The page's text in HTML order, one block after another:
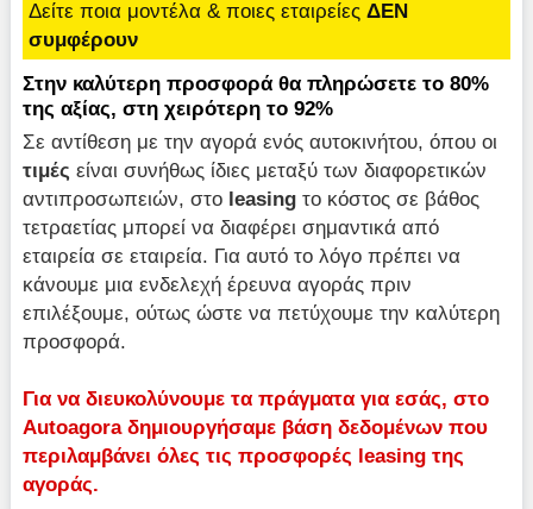
Δείτε ποια μοντέλα & ποιες εταιρείεςΔΕΝ
συμφέρουν
Στην καλύτερη προσφορά θα πληρώσετε το 80%
της αξίας, στη χειρότερη το 92%
Σε αντίθεση με την αγορά ενός αυτοκινήτου, όπου οι
τιμές είναι συνήθως ίδιες μεταξύ των διαφορετικών
αντιπροσωπειών, στο leasing το κόστος σε βάθος
τετραετίας μπορεί να διαφέρει σημαντικά από
εταιρεία σε εταιρεία. Για αυτό το λόγο πρέπει να
κάνουμε μια ενδελεχή έρευνα αγοράς πριν
επιλέξουμε, ούτως ώστε να πετύχουμε την καλύτερη
προσφορά.
Για να διευκολύνουμε τα πράγματα για εσάς, στο
Autoagora δημιουργήσαμε βάση δεδομένων που
περιλαμβάνει όλες τις προσφορές
leasing της
αγοράς.